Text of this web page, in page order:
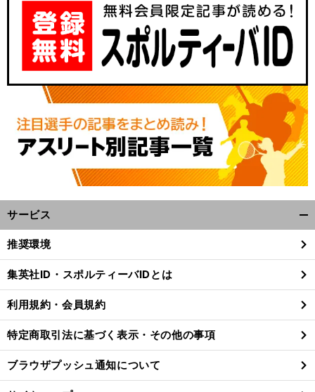
サービス
閉
る
推奨環境
集英社ID・スポルティーバIDとは
利用規約・会員規約
特定商取引法に基づく表示・その他の事項
ブラウザプッシュ通知について